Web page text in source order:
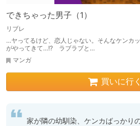
できちゃった男子（1）
リブレ
…ヤってるけど、恋人じゃない。そんなケンカ
がやってきて…!? ラブラブと…
マンガ
買いに行く
家が隣の幼馴染、ケンカばっかり